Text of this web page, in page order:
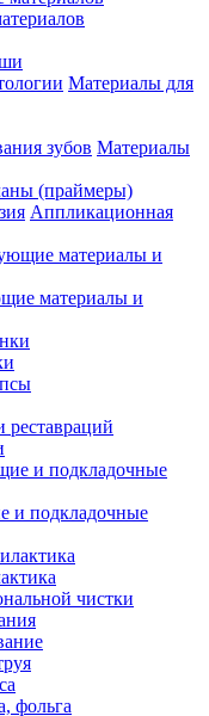
Материалы для
Материалы
(праймеры)
Аппликационная
материалы и
реставраций
и подкладочные
чистки